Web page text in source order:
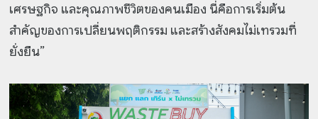
เศรษฐกิจ และคุณภาพชีวิตของคนเมือง นี่คือการเริ่มต้น
สำคัญของการเปลี่ยนพฤติกรรม และสร้างสังคมไม่เทรวมที่
ยั่งยืน”